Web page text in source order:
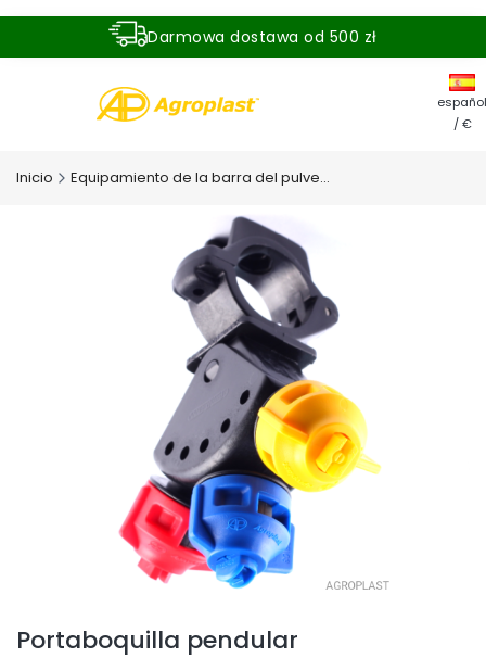
Darmowa dostawa od 500 zł
español
/ €
Inicio Equipamiento de la barra del pulverizador
Portaboquilla pendular